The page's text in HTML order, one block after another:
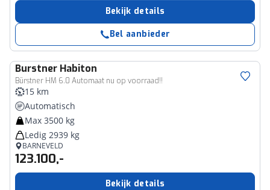
Bekijk details
Bel aanbieder
Burstner Habiton
Bürstner HM 6.0 Automaat nu op voorraad!!
15 km
Automatisch
Max 3500 kg
Ledig 2939 kg
BARNEVELD
123.100,-
Bekijk details